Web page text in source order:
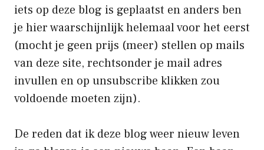
iets op deze blog is geplaatst en anders ben
je hier waarschijnlijk helemaal voor het eerst
(mocht je geen prijs (meer) stellen op mails
van deze site, rechtsonder je mail adres
invullen en op unsubscribe klikken zou
voldoende moeten zijn).
De reden dat ik deze blog weer nieuw leven